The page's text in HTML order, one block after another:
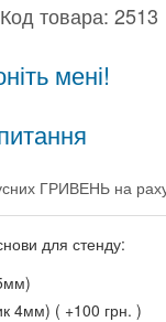
Код товара: 2513
мені!
ГРИВЕНЬ на
для стенду:
4мм) ( +100 грн. )